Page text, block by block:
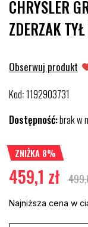
CHRYSLER
ZDERZAK
Obserwuj produkt
Kod:1192903731
Dostępność:brak w
ZNIŻKA 8%
459,1 zł
Najniższa cena w